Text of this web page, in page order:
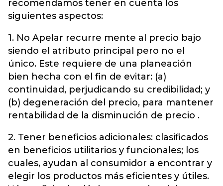
recomendamos tener en cuenta los
siguientes aspectos:
1. No Apelar recurre mente al precio bajo
siendo el atributo principal pero no el
único. Este requiere de una planeación
bien hecha con el fin de evitar: (a)
continuidad, perjudicando su credibilidad; y
(b) degeneración del precio, para mantener
rentabilidad de la disminución de precio .
2. Tener beneficios adicionales: clasificados
en beneficios utilitarios y funcionales; los
cuales, ayudan al consumidor a encontrar y
elegir los productos más eficientes y útiles.